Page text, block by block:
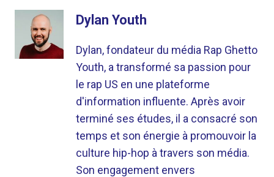
Dylan Youth
Dylan, fondateur du média Rap Ghetto
Youth, a transformé sa passion pour
le rap US en une plateforme
d'information influente. Après avoir
terminé ses études, il a consacré son
temps et son énergie à promouvoir la
culture hip-hop à travers son média.
Son engagement envers